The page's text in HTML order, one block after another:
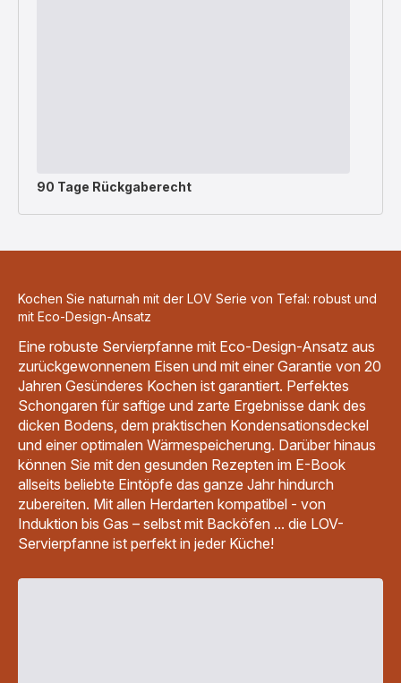
90 Tage Rückgaberecht
Kochen Sie naturnah mit der LOV Serie von Tefal: robust und
mit Eco-Design-Ansatz
Eine robuste Servierpfanne mit Eco-Design-Ansatz aus
zurückgewonnenem Eisen und mit einer Garantie von 20
Jahren Gesünderes Kochen ist garantiert. Perfektes
Schongaren für saftige und zarte Ergebnisse dank des
dicken Bodens, dem praktischen Kondensationsdeckel
und einer optimalen Wärmespeicherung. Darüber hinaus
können Sie mit den gesunden Rezepten im E-Book
allseits beliebte Eintöpfe das ganze Jahr hindurch
zubereiten. Mit allen Herdarten kompatibel - von
Induktion bis Gas – selbst mit Backöfen ... die LOV-
Servierpfanne ist perfekt in jeder Küche!